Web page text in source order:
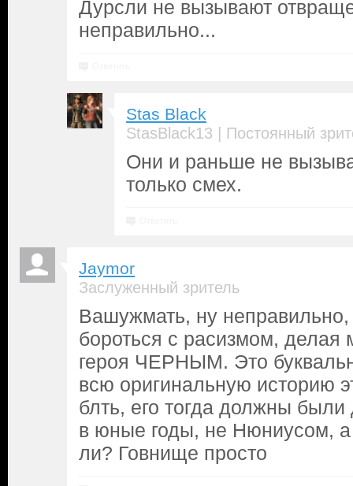
Дурсли не вызывают
неправильно...
Stas Black
StasBlack13 | Постоянный
Они и раньше не
только смех.
Jaymor
Заслуженный зритель
Вашужмать, ну
бороться с расизмом, делая
героя ЧЕРНЫМ. Это
всю оригинальную историю
блть, его тогда должны
в юные годы, не Нюниусом,
ли? Говнище просто